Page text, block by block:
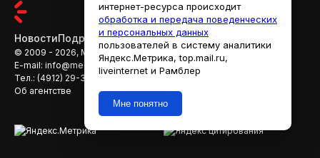
НовостиПодробностиАфишаКино
© 2009 - 2026, МЕДИАРЯЗАНЬ
E-mail: info@mediaryazan.ru
reklama@mediaryazan.ru
Тел.: (4912) 29-33-66
Об агентстве
интернет-ресурса происходит
обработка и передача поведенческих
и персональных данных
пользователей в систему аналитики
Яндекс.Метрика, top.mail.ru,
liveinternet и Рамблер
Мне понятно